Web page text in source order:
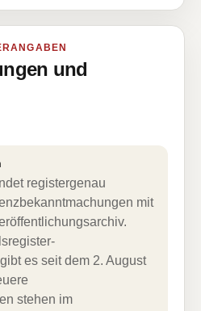
und
registergenau
mit
es seit dem 2. August
stehen im